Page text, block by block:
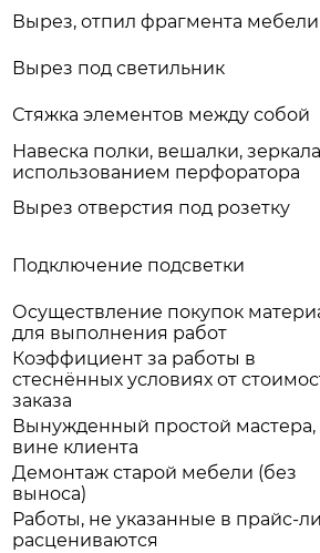
Вырез, отпил фрагмента мебели
Вырез под светильник
Стяжка элементов между собой
Навеска полки, вешалки,
использованием перфоратора
Вырез отверстия под розетку
Подключение подсветки
Осуществление покупок
для выполнения работ
Коэффициент за работы в
стеснённых условиях от
заказа
Вынужденный простой мастера,
вине клиента
Демонтаж старой мебели (без
выноса)
Работы, не указанные в прайс-
расцениваются